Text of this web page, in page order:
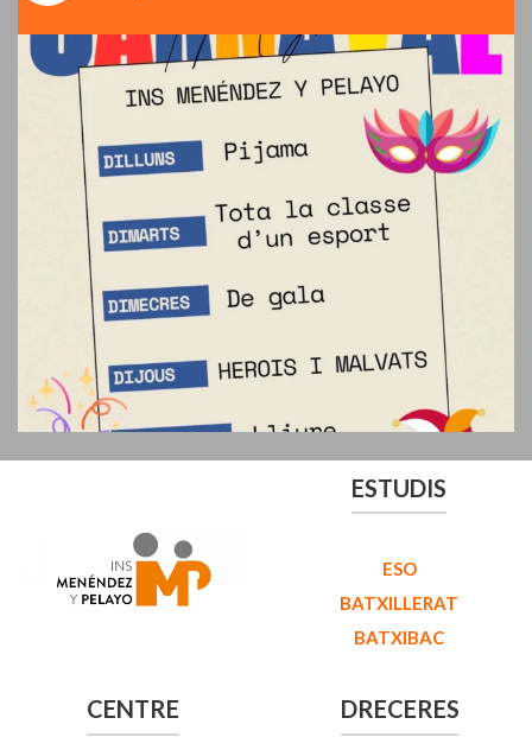
ESTUDIS
ESO
BATXILLERAT
BATXIBAC
CENTRE DRECERES